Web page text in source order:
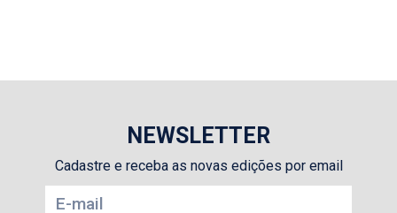
NEWSLETTER
Cadastre e receba as novas edições por email